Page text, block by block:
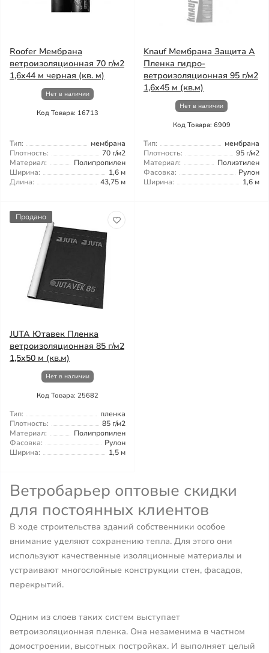
Roofer Мембрана
ветроизоляционная 70 г/м2
1,6x44 м черная (кв. м)
Нет в наличии
Код Товара: 16713
Тип:
мембрана
Плотность:
70 г/м2
Материал:
Полипропилен
Ширина:
1,6 м
Длина:
43,75 м
Knauf Мембрана Защита А
Пленка гидро-
ветроизоляционная 95 г/м2
1,6x45 м (кв.м)
Нет в наличии
Код Товара: 6909
Тип:
мембрана
Плотность:
95 г/м2
Материал:
Полиэтилен
Фасовка:
Рулон
Ширина:
1,6 м
Продано
JUTA Ютавек Пленка
ветроизоляционная 85 г/м2
1,5x50 м (кв.м)
Нет в наличии
Код Товара: 25682
Тип:
пленка
Плотность:
85 г/м2
Материал:
Полипропилен
Фасовка:
Рулон
Ширина:
1,5 м
Ветробарьер оптовые скидки
для постоянных клиентов
В ходе строительства зданий собственники особое
внимание уделяют сохранению тепла. Для этого они
используют качественные изоляционные материалы и
устраивают многослойные конструкции стен, фасадов,
перекрытий.
Одним из слоев таких систем выступает
ветроизоляционная пленка. Она незаменима в частном
домостроении, высотных постройках. И выполняет целый